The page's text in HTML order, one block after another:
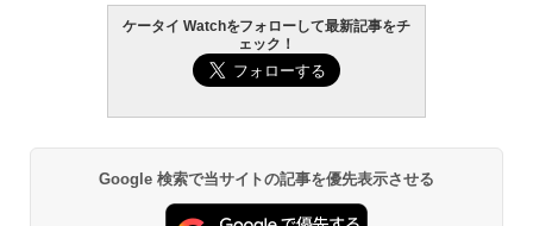
ケータイ Watchをフォローして最新記事をチ
ェック！
Google 検索で当サイトの記事を優先表示させる